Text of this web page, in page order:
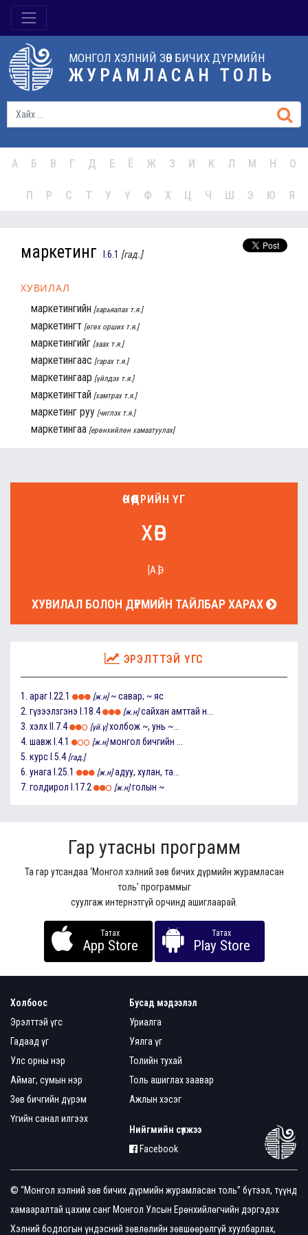
МОНГОЛ ХЭЛНИЙ ЗӨВ БИЧИХ ДҮРМИЙН
ЖУРАМЛАСАН ТОЛЬ
А Б В Г Д Е Ё Ж З И К Л М Н О
П Р С Т У Ү Ф Х Ц Ч Ш Э Ю Я
маркетинг I.6.1 [гад.]
ХУВИЛАЛ
маркетингийн [харьяалах т.я.]
маркетингт [өгөх орших т.я.]
маркетингийг [заах т.я.]
маркетингаас [гарах т.я.]
маркетингаар [үйлдэх т.я.]
маркетингтай [хамтрах т.я.]
маркетинг руу [чиглэх т.я.]
маркетингаа [ерөнхийлөн хамаатуулах]
ӨНӨӨДРИЙН ҮГ
хөв
[А.Ө]
ХУВИЛАЛ БОЛОН ДҮРМИЙН ТАЙЛБАР ХАРАХ
ЭРЭЛТТЭЙ ҮГС
1. араг I.22.1 [ж.н] ~ савар; ~ яс
2. гүзээлзгэнэ I.18.4 [ж.н] сайхан амттай н...
3. хэлх II.7.4 [үй.ү] холбож ~, унь ~...
4. шавж I.4.1 [ж.н] монгол бичгийн ...
5. курс I.5.4 [гад.]
6. унага I.25.1 [ж.н] адуу, хулан, та...
7. голдирол I.17.2 [ж.н] голын ~
Гар утасны программ
Та гар утсандаа ‘Монгол хэлний зөв бичих дүрмийн журамласан
толь’ программыг
суулгаж интернэтгүй орчинд ашиглаарай.
Татах
App Store
Татах
Play Store
Холбоос
Эрэлттэй үгс
Гадаад үг
Улс орны нэр
Аймаг, сумын нэр
Зөв бичгийн дүрэм
Үгийн санал илгээх
Бусад мэдээлэл
Уриалга
Уялга үг
Толийн тухай
Толь ашиглах заавар
Ажлын хэсэг
Нийгмийн сүлжээ
Facebook
© “Монгол хэлний зөв бичих дүрмийн журамласан толь” бүтээл, түүнд
хамааралтай цахим санг Монгол Улсын Ерөнхийлөгчийн дэргэдэх
Хэлний бодлогын үндэсний зөвлөлийн зөвшөөрөлгүй хуулбарлах,